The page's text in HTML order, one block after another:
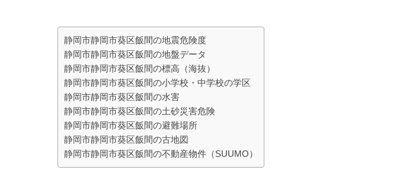
静岡市静岡市葵区飯間の地震危険度
静岡市静岡市葵区飯間の地盤データ
静岡市静岡市葵区飯間の標高（海抜）
静岡市静岡市葵区飯間の小学校・中学校の学区
静岡市静岡市葵区飯間の水害
静岡市静岡市葵区飯間の土砂災害危険
静岡市静岡市葵区飯間の避難場所
静岡市静岡市葵区飯間の古地図
静岡市静岡市葵区飯間の不動産物件（SUUMO）